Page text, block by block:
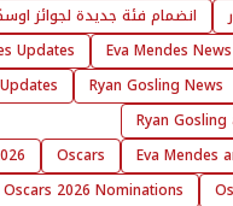
انضمام فئة جديدة لجوائز
Eva Mendes News
Updates
Ryan Gosling News
Ryan
Eva Mendes
Oscars
Oscars 2026 Nominations